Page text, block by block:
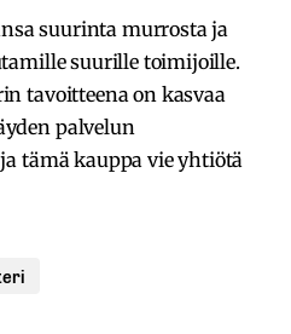
suurinta murrosta ja
suurille toimijoille.
tavoitteena on kasvaa
palvelun
tämä kauppa vie yhtiötä